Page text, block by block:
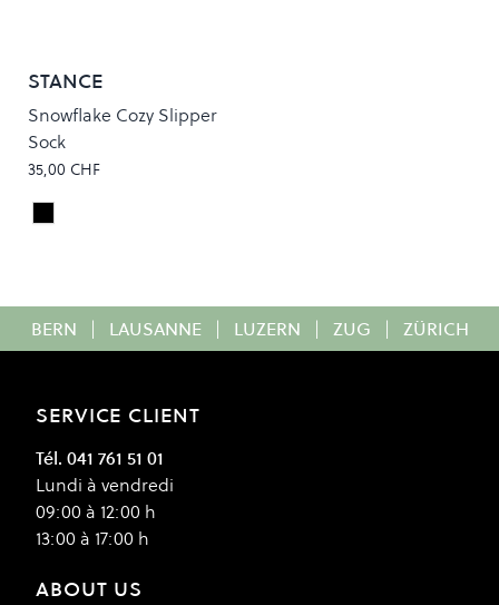
STANCE
Snowflake Cozy Slipper
Sock
35,00 CHF
Colour
Black
BERN | LAUSANNE | LUZERN | ZUG | ZÜRICH
SERVICE CLIENT
Tél. 041 761 51 01
Lundi à vendredi
09:00 à 12:00 h
13:00 à 17:00 h
ABOUT US